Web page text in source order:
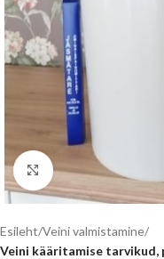
Click to enlarge
Esileht Veini valmistamine
Veini kääritamise tarvikud,